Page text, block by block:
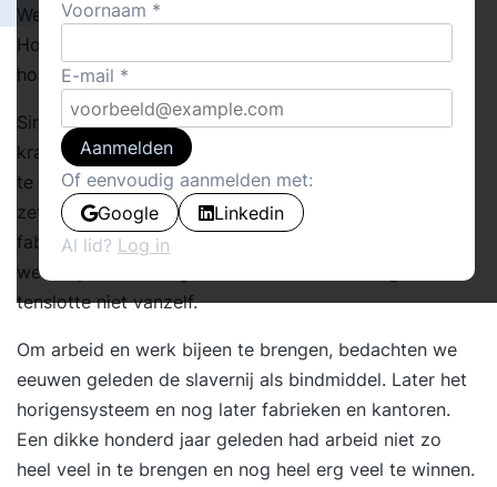
Werken wringt met veel oude werk- en denkwijzen.
Hoe lang zijn de restjes van het Oude Werken nog
houdbaar?
Sinds mensenheugenis is er denkkracht en fysieke
kracht nodig om onze idealen te realiseren en doelen
te bereiken. We steken de handen uit de mouwen en
zetten kennis en kunde in. Decennia lang waren
fabrieken en kantoren mooie manieren om arbeid en
werk bijeen te brengen. Arbeid en werk mengen
tenslotte niet vanzelf.
Om arbeid en werk bijeen te brengen, bedachten we
eeuwen geleden de slavernij als bindmiddel. Later het
horigensysteem en nog later fabrieken en kantoren.
Een dikke honderd jaar geleden had arbeid niet zo
heel veel in te brengen en nog heel erg veel te winnen.
Voornaam
E-mail
Aanmelden
Of eenvoudig aanmelden met:
Google
Linkedin
Al lid? Log in